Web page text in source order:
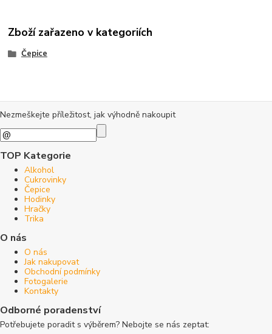
Zboží zařazeno v kategoriích
Čepice
Nezmeškejte příležitost, jak výhodně nakoupit
TOP Kategorie
Alkohol
Cukrovinky
Čepice
Hodinky
Hračky
Trika
O nás
O nás
Jak nakupovat
Obchodní podmínky
Fotogalerie
Kontakty
Odborné poradenství
Potřebujete poradit s výběrem? Nebojte se nás zeptat: